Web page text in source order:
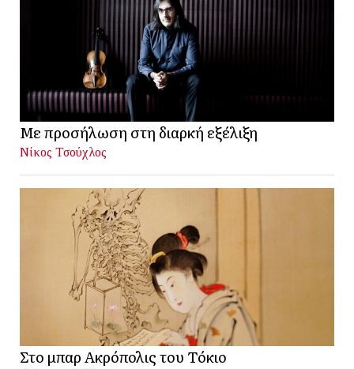
Με προσήλωση στη διαρκή εξέλιξη
Νίκος Τσούχλος
Στο μπαρ Ακρόπολις του Τόκιο